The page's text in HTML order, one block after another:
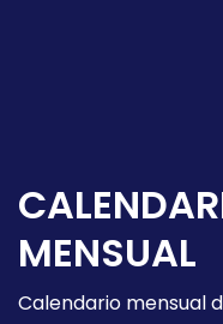
MENSUAL
Calendario mensual